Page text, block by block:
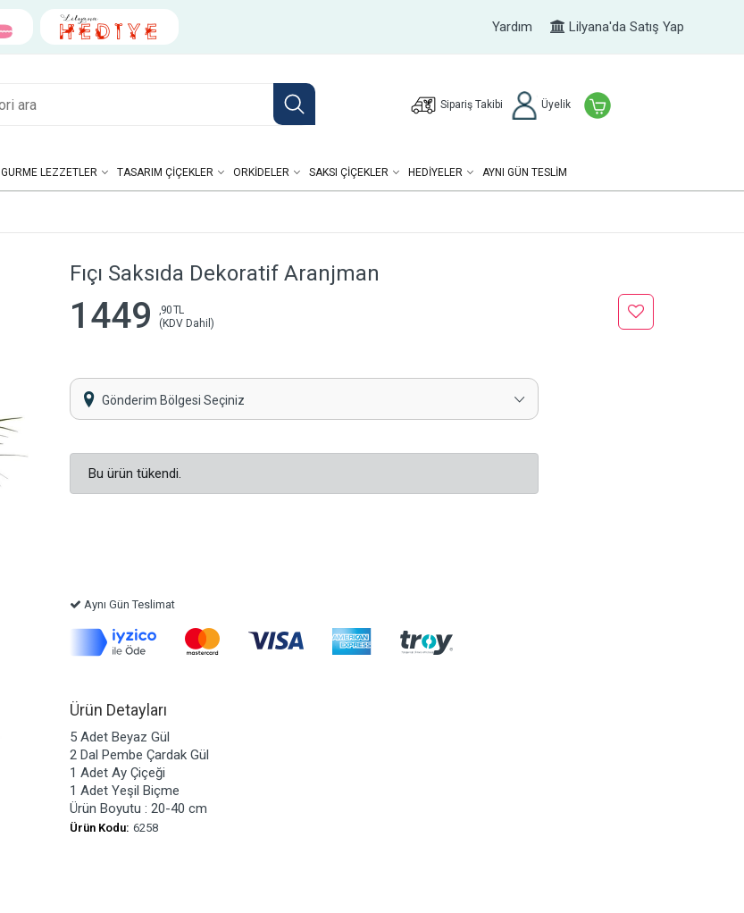
Yardım Lilyana'da Satış Yap
Sipariş Takibi Üyelik
GURME LEZZETLER TASARIM ÇIÇEKLER ORKIDELER SAKSI ÇIÇEKLER HEDIYELER AYNI GÜN TESLİM
Fıçı Saksıda Dekoratif Aranjman
1449
,90 TL
(KDV Dahil)
Gönderim Bölgesi Seçiniz
Bu ürün tükendi.
Aynı Gün Teslimat
Ürün Detayları
5 Adet Beyaz Gül
2 Dal Pembe Çardak Gül
1 Adet Ay Çiçeği
1 Adet Yeşil Biçme
Ürün Boyutu : 20-40 cm
Ürün Kodu: 6258